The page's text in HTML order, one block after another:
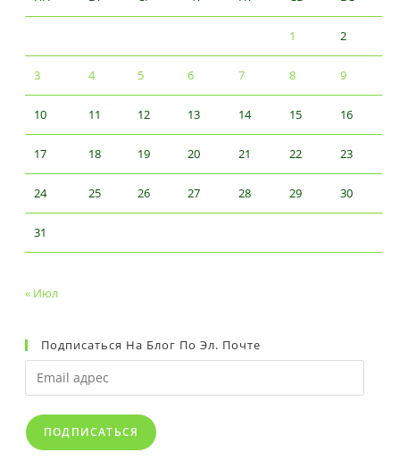
1 2
3 4 5 6 7 8 9
10 11 12 13 14 15 16
17 18 19 20 21 22 23
24 25 26 27 28 29 30
31
« Июл
Подписаться На Блог По Эл. Почте
Email
адрес
ПОДПИСАТЬСЯ